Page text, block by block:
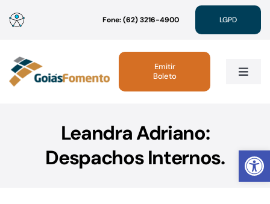
Abrir
para
conteúdo
Fone: (62) 3216-4900 LGPD
Toggle
Linhas de Crédito
Emitir
Boleto
Leandra Adriano:
Despachos Internos.